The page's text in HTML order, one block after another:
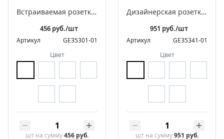
Встраиваемая розетка с заземляющим контактом ЛАХТА «Оптима»
456 руб./шт
Артикул
GE35301-01
Цвет
шт на сумму456 руб.
Дизайнерская розетка для интернета встраиваемая, серия «ЛАХТА» / «ЛАХТА Оптима»
951 руб./шт
Артикул
GE35341-01
Цвет
шт на сумму951 руб.